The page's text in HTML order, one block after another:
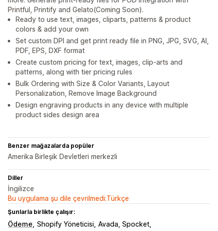
Printful, Printify and Gelato(Coming Soon).
Ready to use text, images, cliparts, patterns & product
colors & add your own
Set custom DPI and get print ready file in PNG, JPG, SVG, AI,
PDF, EPS, DXF format
Create custom pricing for text, images, clip-arts and
patterns, along with tier pricing rules
Bulk Ordering with Size & Color Variants, Layout
Personalization, Remove Image Background
Design engraving products in any device with multiple
product sides design area
Benzer mağazalarda popüler
Amerika Birleşik Devletleri merkezli
Diller
İngilizce
Bu uygulama şu dile çevrilmedi:Türkçe
Şunlarla birlikte çalışır:
Ödeme Shopify Yöneticisi Avada, Spocket